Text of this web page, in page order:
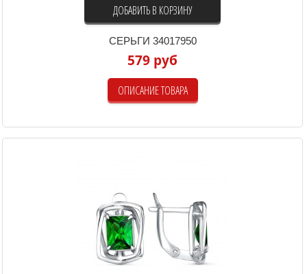
ДОБАВИТЬ В КОРЗИНУ
СЕРЬГИ 34017950
579 руб
ОПИСАНИЕ ТОВАРА